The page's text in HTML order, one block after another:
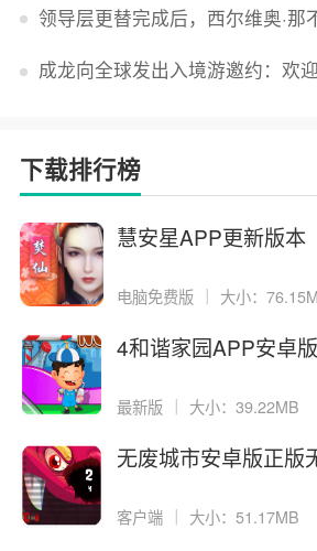
领导层更替完成后，西尔维奥·那不勒斯出任Lucid
成龙向全球发出入境游邀约：欢迎感受无滤镜的
下载排行榜
慧安星APP更新版本
电脑免费版 ｜ 大小：
4和谐家园APP安卓版
最新版 大小：39.22MB
无废城市安卓版正版
客户端 大小：51.17MB